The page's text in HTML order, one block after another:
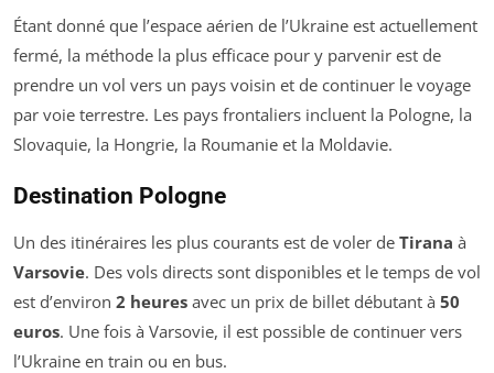
Étant donné que l’espace aérien de l’Ukraine est actuellement
fermé, la méthode la plus efficace pour y parvenir est de
prendre un vol vers un pays voisin et de continuer le voyage
par voie terrestre. Les pays frontaliers incluent la Pologne, la
Slovaquie, la Hongrie, la Roumanie et la Moldavie.
Destination Pologne
Un des itinéraires les plus courants est de voler de Tirana à
Varsovie. Des vols directs sont disponibles et le temps de vol
est d’environ 2 heures avec un prix de billet débutant à 50
euros. Une fois à Varsovie, il est possible de continuer vers
l’Ukraine en train ou en bus.